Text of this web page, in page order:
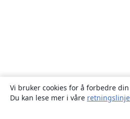
Vi bruker cookies for å forbedre
Du kan lese mer i våre